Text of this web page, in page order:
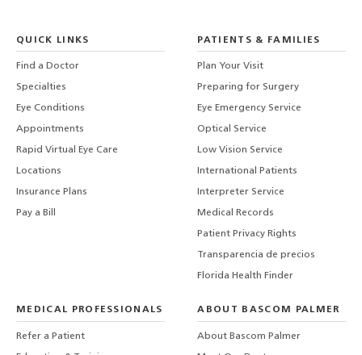
QUICK LINKS
Find a Doctor
Specialties
Eye Conditions
Appointments
Rapid Virtual Eye Care
Locations
Insurance Plans
Pay a Bill
PATIENTS & FAMILIES
Plan Your Visit
Preparing for Surgery
Eye Emergency Service
Optical Service
Low Vision Service
International Patients
Interpreter Service
Medical Records
Patient Privacy Rights
Transparencia de precios
Florida Health Finder
MEDICAL PROFESSIONALS
Refer a Patient
ABOUT BASCOM PALMER
About Bascom Palmer